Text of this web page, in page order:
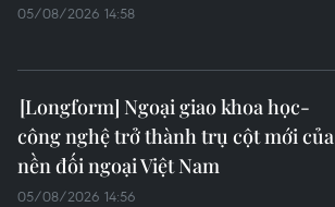
05/08/2026 14:58
Ngoại giao khoa học-
công nghệ trở thành trụ cột mới của
nền đối ngoại Việt Nam
05/08/2026 14:56